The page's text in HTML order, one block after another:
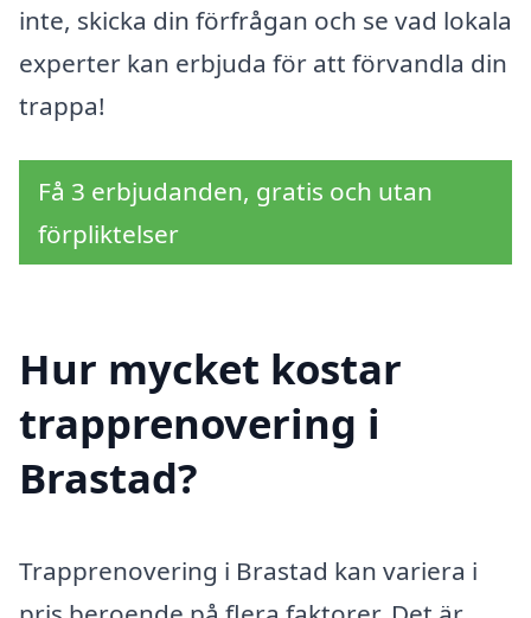
inte, skicka din förfrågan och se vad lokala
experter kan erbjuda för att förvandla din
trappa!
Få 3 erbjudanden, gratis och utan
förpliktelser
Hur mycket kostar
trapprenovering i
Brastad?
Trapprenovering i Brastad kan variera i